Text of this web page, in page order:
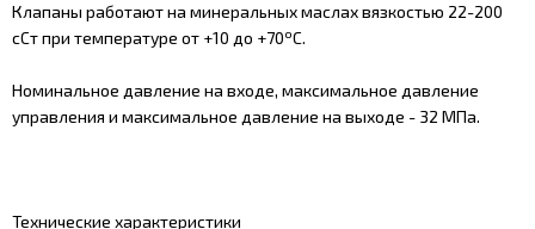
Клапаны работают на минеральных маслах вязкостью 22-200
сСт при температуре от +10 до +70оС.
Номинальное давление на входе, максимальное давление
управления и максимальное давление на выходе - 32 МПа.
Технические характеристики